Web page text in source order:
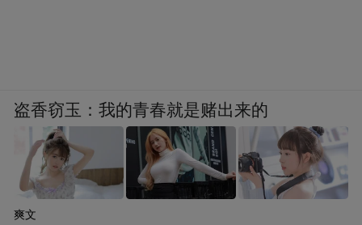
盗香窃玉：我的青春就是赌出来的
爽文